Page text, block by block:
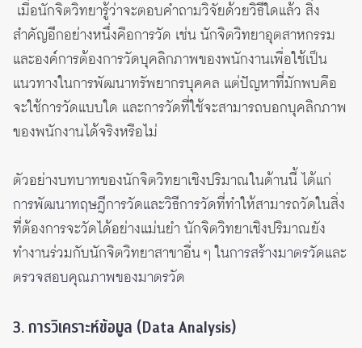
เมื่อนักจิตวิทยารู้ว่าจะตอบคำถามวิจัยด้วยวิธีใดแล้ว สิ่ง
สำคัญอีกอย่างหนึ่งคือการวัด เช่น นักจิตวิทยาอุตสาหกรรม
และองค์การต้องการวัดบุคลิกภาพของพนักงานเพื่อใช้เป็น
แนวทางในการพัฒนาทรัพยากรบุคคล แต่ปัญหาที่มักพบคือ
จะใช้การวัดแบบใด และการวัดที่ใช้จะสามารถบอกบุคลิกภาพ
ของพนักงานได้จริงหรือไม่
ตัวอย่างบทบาทของนักจิตวิทยาเชิงปริมาณในด้านนี้ ได้แก่
การพัฒนาทฤษฎีการวัดและวิธีการวัดที่ทำให้สามารถวัดในสิ่ง
ที่ต้องการจะวัดได้อย่างแม่นยำ นักจิตวิทยาเชิงปริมาณยัง
ทำงานร่วมกับนักจิตวิทยาสาขาอื่น ๆ ในการสร้างมาตรวัดและ
ตรวจสอบคุณภาพของมาตรวัด
3. การวิเคราะห์ข้อมูล (Data Analysis)